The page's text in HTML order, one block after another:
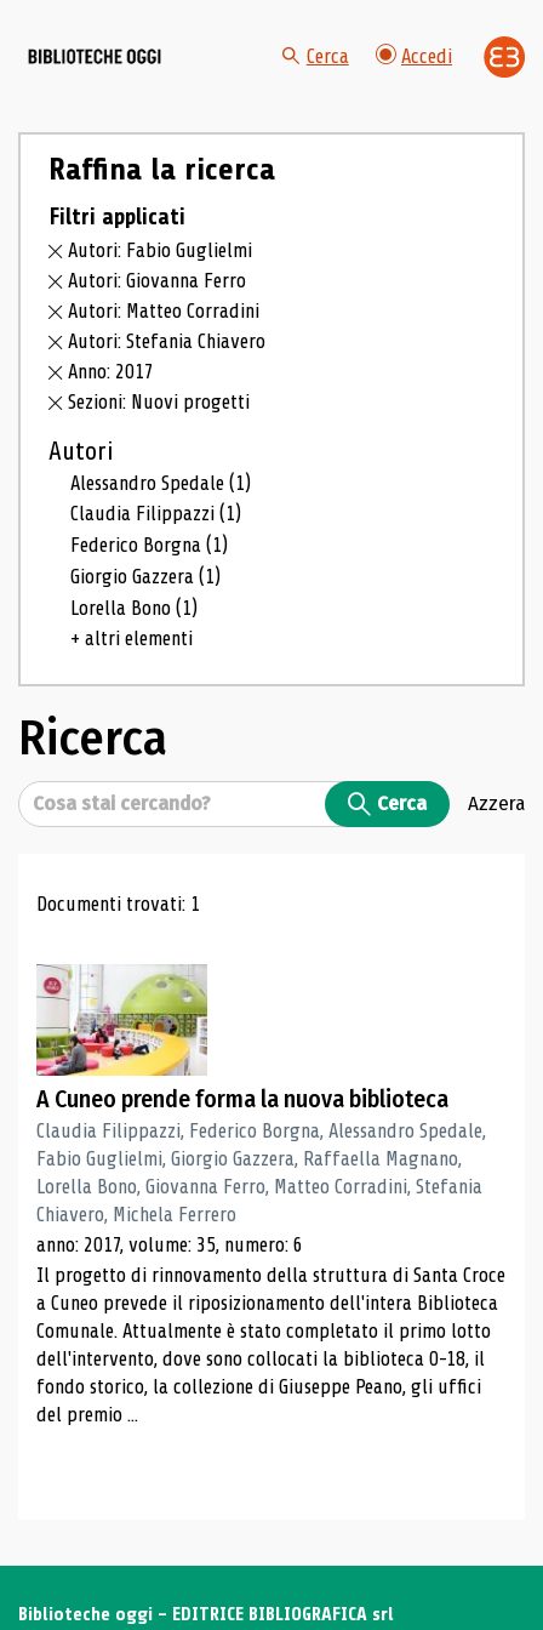
Cerca Accedi
Raffina la ricerca
Filtri applicati
Autori: Fabio Guglielmi
Autori: Giovanna Ferro
Autori: Matteo Corradini
Autori: Stefania Chiavero
Anno: 2017
Sezioni: Nuovi progetti
Autori
Alessandro Spedale(1)
Claudia Filippazzi(1)
Federico Borgna(1)
Giorgio Gazzera(1)
Lorella Bono(1)
+ altri elementi
Ricerca
Cerca Cerca Azzera
Risultati di ricerca
Documenti trovati: 1
A Cuneo prende forma la nuova biblioteca
Claudia Filippazzi, Federico Borgna, Alessandro Spedale,
Fabio Guglielmi, Giorgio Gazzera, Raffaella Magnano,
Lorella Bono, Giovanna Ferro, Matteo Corradini, Stefania
Chiavero, Michela Ferrero
anno: 2017, volume: 35, numero: 6
Il progetto di rinnovamento della struttura di Santa Croce
a Cuneo prevede il riposizionamento dell'intera Biblioteca
Comunale. Attualmente è stato completato il primo lotto
dell'intervento, dove sono collocati la biblioteca 0-18, il
fondo storico, la collezione di Giuseppe Peano, gli uffici
del premio ...
Biblioteche oggi - EDITRICE BIBLIOGRAFICA srl